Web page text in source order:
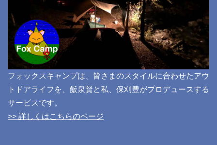
フォックスキャンプは、皆さまのスタイルに合わせたアウ
トドアライフを、飯泉賢と私、保刈豊がプロデュースする
サービスです。
>> 詳しくはこちらのページ